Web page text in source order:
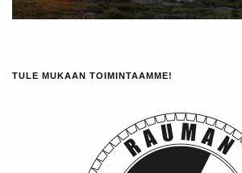
TULE MUKAAN TOIMINTAAMME!